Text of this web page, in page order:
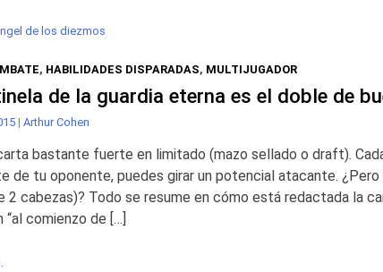
de los diezmos
, HABILIDADES DISPARADAS, MULTIJUGADOR
de la guardia eterna es el doble de
| Arthur Cohen
bastante fuerte en limitado (mazo sellado o draft).
de tu oponente, puedes girar un potencial atacante. ¿Pero
2 cabezas)? Todo se resume en cómo está redactada la
“al comienzo de […]